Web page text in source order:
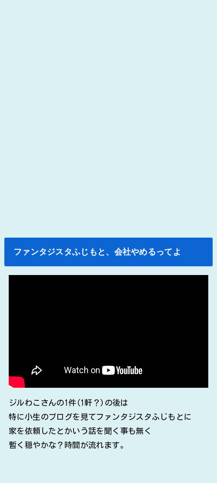
ファンタジスタふじもと、会社やめるってよ
ジルわこさんの1件(1軒？)の後は
特に小生のブログを見てファンタジスタふじもとに
家を依頼したとかいう話を聞く事も無く
暫く穏やかな？時間が流れます。